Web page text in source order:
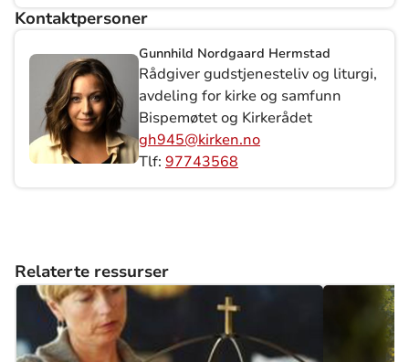
Kontaktpersoner
Gunnhild Nordgaard Hermstad
Rådgiver gudstjenesteliv og liturgi,
avdeling for kirke og samfunn
Bispemøtet og Kirkerådet
gh945@kirken.no
Tlf: 97743568
Relaterte ressurser